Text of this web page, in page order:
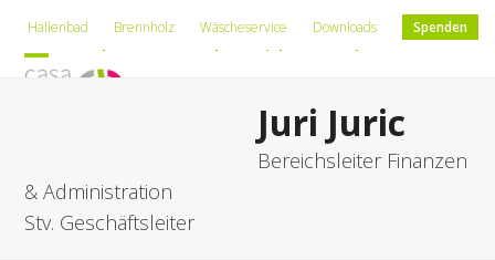
content
Hallenbad Brennholz Wäscheservice Downloads Spenden
Deutsch Romontsch Leichte Sprache
Open
Close
Juri Juric
Bereichsleiter Finanzen
& Administration
Stv. Geschäftsleiter